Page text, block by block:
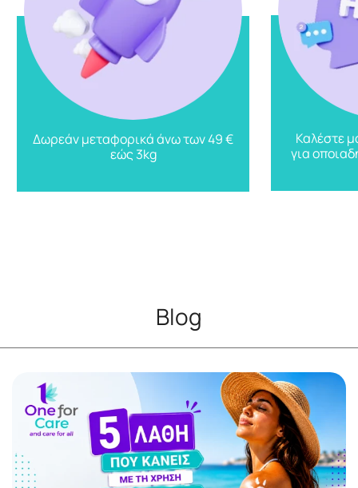
Δωρεάν μεταφορικά άνω των 49 €
εώς 3kg
Καλέστε
για
Blog